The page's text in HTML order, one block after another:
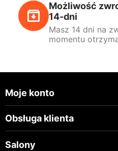
Możliwość
14-dni
Masz 14 dni na
momentu
Moje konto
Obsługa klienta
Salony